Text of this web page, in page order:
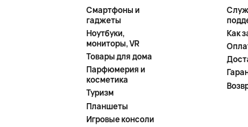
Смартфоны и
гаджеты
Ноутбуки,
мониторы, VR
Товары для дома
Парфюмерия и
косметика
Туризм
Планшеты
Игровые консоли
Как